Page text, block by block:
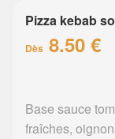
Pizza kebab
Dès 8.50 €
Base sauce
fraîches,